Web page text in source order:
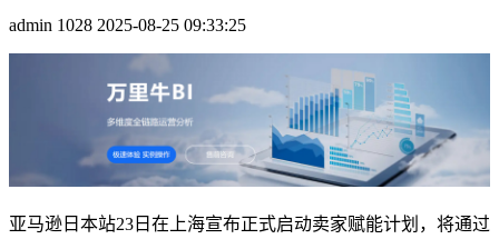
admin 1028 2025-08-25 09:33:25
亚马逊日本站23日在上海宣布正式启动卖家赋能计划，将通过